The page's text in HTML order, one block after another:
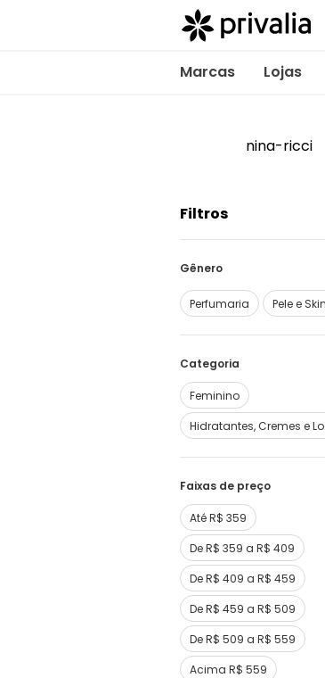
Marcas Lojas
nina-ricci
Filtros
Perfumaria Pele e
Categoria
Feminino
Hidratantes, Cremes e
Faixas de preço
Até R$ 359
De R$ 359 a R$ 409
De R$ 409 a R$ 459
De R$ 459 a R$ 509
De R$ 509 a R$ 559
Acima R$ 559